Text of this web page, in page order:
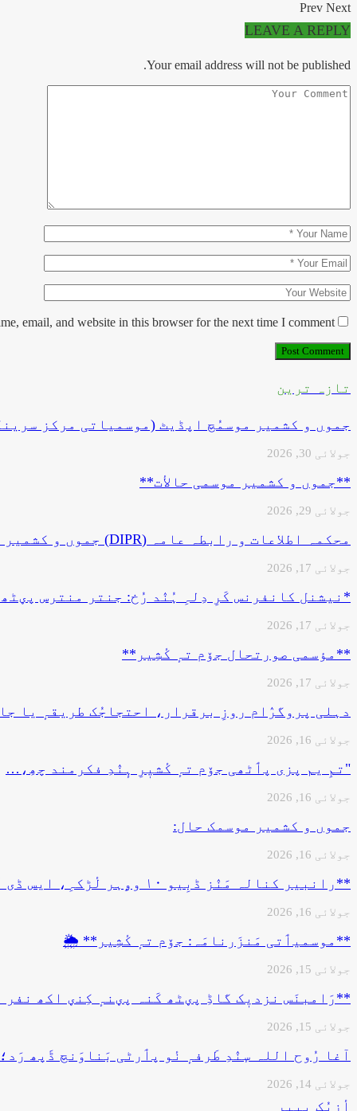
Prev Next
LEAVE A REPLY
Your email address will not be published.
email, and website in this browser for the next time I comment.
تازہ ترین
جموں و کشمیر موسمُچ اپڈیٹ (موسمیاتی مرکز
جولائی 30, 2026
**جموں و كشمیر موسمی حالأت**
جولائی 29, 2026
محکمہ اطلاعات و رابطہ عامہ (DIPR) جموں و کشمیر حکومت طرفہ…
جولائی 17, 2026
*نیشنل کانفرنس کَرِ دِلہِ ہُنٛد رُخ: جنتر منترس
جولائی 17, 2026
**مؤسمی صورتحال جۆم تہٕ کٔشِیر**
جولائی 17, 2026
دہلی پروگرٛام روزِ برقرار، احتجاجُک طریقہٕ یا
جولائی 16, 2026
"تمِ یم پزی پٲٹھی جۆم تہٕ کٔشیٖرِ ہٕنٛدِ فکرمند چھِ،…
جولائی 16, 2026
جموں و کشمیر موسمک حال:
جولائی 16, 2026
**رانبیر کنالہ مَنٛز ڈبِیو ۱۰ وۄہر لٔڑکہِ، ایس ڈی آر ایفَن…
جولائی 16, 2026
**موسمیٲتی مَنزَرنامَہ: جۆم تہٕ کٔشِیر** 🌦️
جولائی 15, 2026
**رَامبنَس نزدیٖک گاڈِ پؠٹھ کَنہ پؠنہٕ کِنؠ اکھ نفر
جولائی 15, 2026
آغا رُوح اللہ سٕنٛدِ طَرفہٕ نٔو پٲرٹی بَناوَنچ ڈَپھ
جولائی 14, 2026
أزِیُک پیپر